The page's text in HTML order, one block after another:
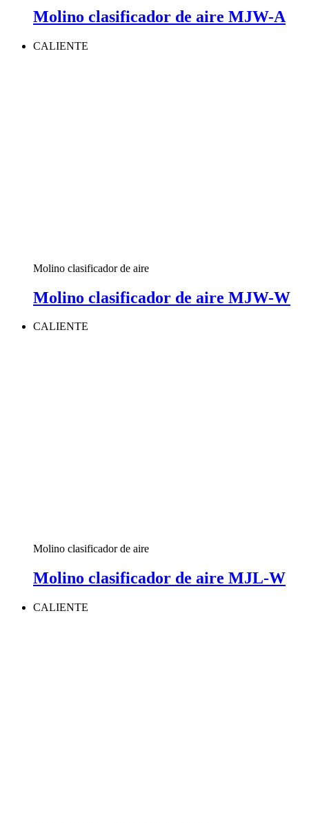
Molino clasificador de aire MJW-A
CALIENTE
Molino clasificador de aire
Molino clasificador de aire MJW-W
CALIENTE
Molino clasificador de aire
Molino clasificador de aire MJL-W
CALIENTE